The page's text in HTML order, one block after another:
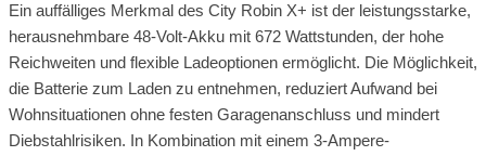
Ein auffälliges Merkmal des City Robin X+ ist der leistungsstarke,
herausnehmbare 48-Volt-Akku mit 672 Wattstunden, der hohe
Reichweiten und flexible Ladeoptionen ermöglicht. Die Möglichkeit,
die Batterie zum Laden zu entnehmen, reduziert Aufwand bei
Wohnsituationen ohne festen Garagenanschluss und mindert
Diebstahlrisiken. In Kombination mit einem 3-Ampere-